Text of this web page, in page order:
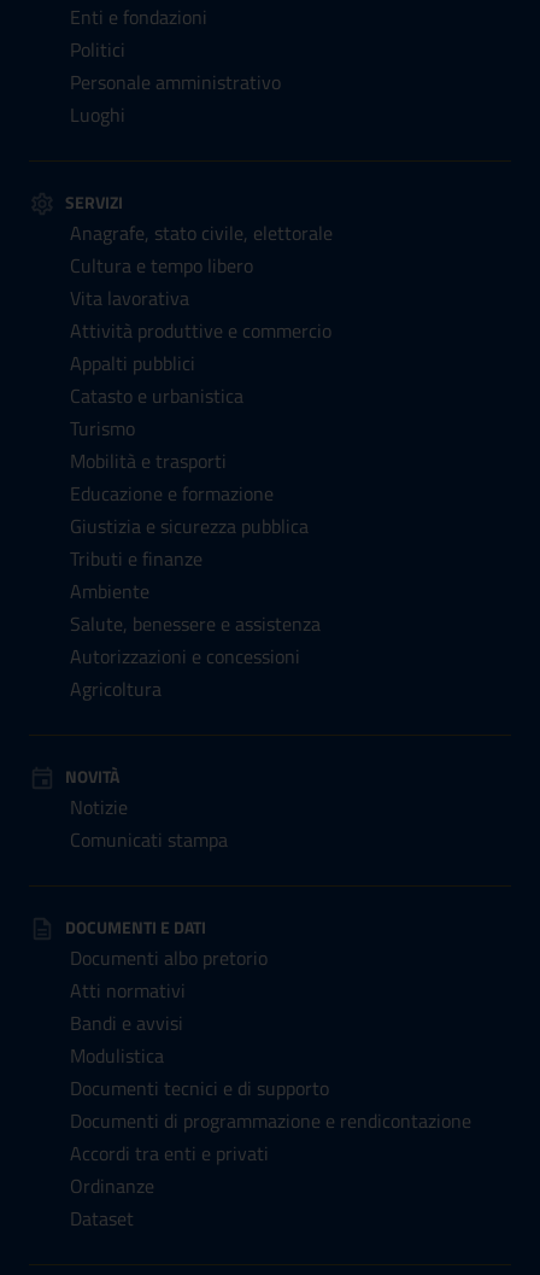
Enti e fondazioni
Politici
Personale amministrativo
Luoghi
SERVIZI
Anagrafe, stato civile, elettorale
Cultura e tempo libero
Vita lavorativa
Attività produttive e commercio
Appalti pubblici
Catasto e urbanistica
Turismo
Mobilità e trasporti
Educazione e formazione
Giustizia e sicurezza pubblica
Tributi e finanze
Ambiente
Salute, benessere e assistenza
Autorizzazioni e concessioni
Agricoltura
NOVITÀ
Notizie
Comunicati stampa
DOCUMENTI E DATI
Documenti albo pretorio
Atti normativi
Bandi e avvisi
Modulistica
Documenti tecnici e di supporto
Documenti di programmazione e rendicontazione
Accordi tra enti e privati
Ordinanze
Dataset